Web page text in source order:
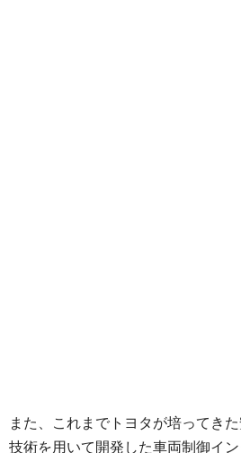
また、これまでトヨタが培ってき
技術を用いて開発した車両制御イ